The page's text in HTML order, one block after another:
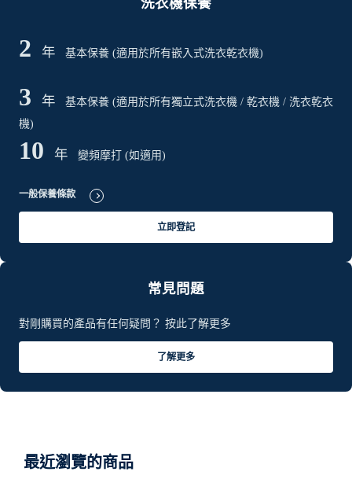
2 年 基本保養 (適用於所有嵌入式洗衣乾衣機)
3 年
基本保養 (適用於所有獨立式洗衣機 / 乾衣機 / 洗衣乾衣
機)
10 年 變頻摩打 (如適用)
一般保養條款
立即登記
常見問題
對剛購買的產品有任何疑問？ 按此了解更多
了解更多
最近瀏覽的商品